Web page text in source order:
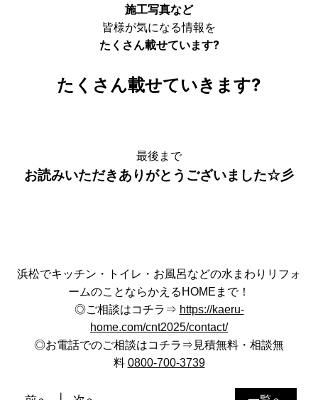
施工写真など
皆様が気になる情報を
たくさん載せています?
たくさん載せていきます?
最後まで
お読みいただきありがとうございました☆彡
浜松でキッチン・トイレ・お風呂などの水まわりリフォ
ームのことならかえるHOMEまで！
◎ご相談はコチラ⇒ https://kaeru-
home.com/cnt2025/contact/
◎お電話でのご相談はコチラ⇒見積無料・相談無
料 0800-700-3739